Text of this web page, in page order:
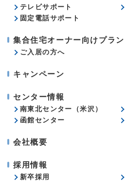
テレビサポート
固定電話サポート
集合住宅オーナー向けプラン
ご入居の方へ
キャンペーン
センター情報
南東北センター（米沢）
函館センター
会社概要
採用情報
新卒採用